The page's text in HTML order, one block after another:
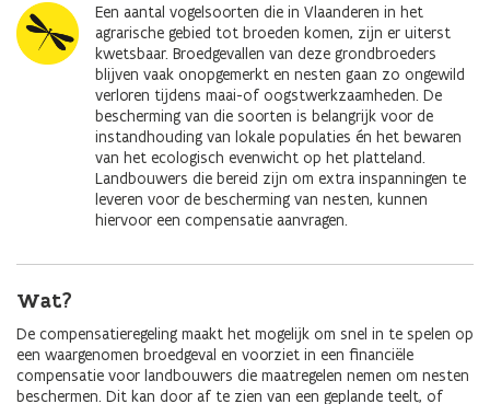
AfbeeldingEen aantal vogelsoorten die in Vlaanderen in het
agrarische gebied tot broeden komen, zijn er uiterst
kwetsbaar. Broedgevallen van deze grondbroeders
blijven vaak onopgemerkt en nesten gaan zo ongewild
verloren tijdens maai-of oogstwerkzaamheden. De
bescherming van die soorten is belangrijk voor de
instandhouding van lokale populaties én het bewaren
van het ecologisch evenwicht op het platteland.
Landbouwers die bereid zijn om extra inspanningen te
leveren voor de bescherming van nesten, kunnen
hiervoor een compensatie aanvragen.
Wat?
De compensatieregeling maakt het mogelijk om snel in te spelen op
een waargenomen broedgeval en voorziet in een financiële
compensatie voor landbouwers die maatregelen nemen om nesten
beschermen. Dit kan door af te zien van een geplande teelt, of